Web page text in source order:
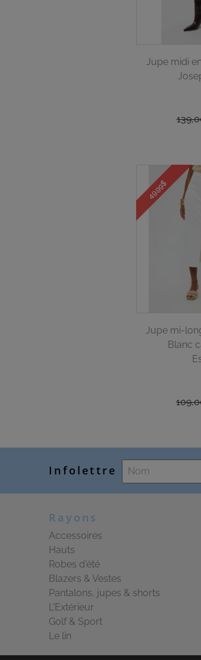
Jupe midi
49.99$
Jupe mi-
Blanc
Infolettre
Rayons
Accessoires
Hauts
Robes d'été
Blazers & Vestes
Pantalons, jupes & shorts
L'Extérieur
Golf & Sport
Le lin